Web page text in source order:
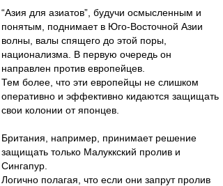
“Азия для азиатов”, будучи осмысленным и
понятым, поднимает в Юго-Восточной Азии
волны, валы спящего до этой поры,
национализма. В первую очередь он
направлен против европейцев.
Тем более, что эти европейцы не слишком
оперативно и эффективно кидаются защищать
свои колонии от японцев.
Британия, например, принимает решение
защищать только Малуккский пролив и
Сингапур.
Логично полагая, что если они запрут пролив